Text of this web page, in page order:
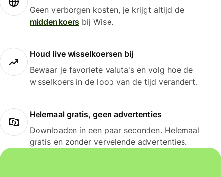
Geen verborgen kosten, je krijgt altijd de
middenkoersbij Wise.
Houd live wisselkoersen bij
Bewaar je favoriete valuta's en volg hoe de
wisselkoers in de loop van de tijd verandert.
Helemaal gratis, geen advertenties
Downloaden in een paar seconden. Helemaal
gratis en zonder vervelende advertenties.